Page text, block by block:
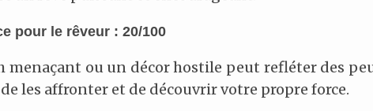
pour le rêveur : 20/100
ou un décor hostile peut refléter des
les affronter et de découvrir votre propre force.